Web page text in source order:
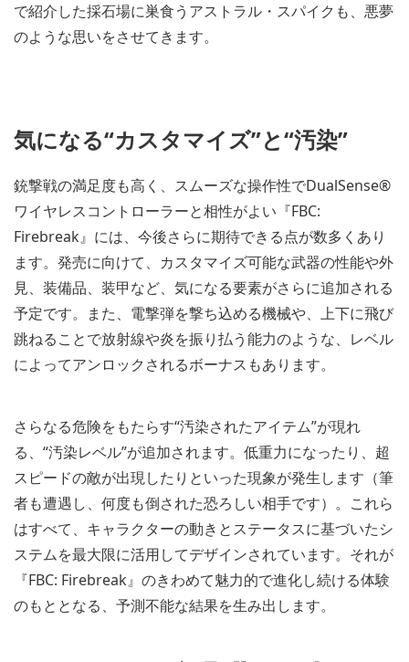
で紹介した採石場に巣食うアストラル・スパイクも、悪夢
のような思いをさせてきます。
気になる“カスタマイズ”と“汚染”
銃撃戦の満足度も高く、スムーズな操作性でDualSense®
ワイヤレスコントローラーと相性がよい『FBC:
Firebreak』には、今後さらに期待できる点が数多くあり
ます。発売に向けて、カスタマイズ可能な武器の性能や外
見、装備品、装甲など、気になる要素がさらに追加される
予定です。また、電撃弾を撃ち込める機械や、上下に飛び
跳ねることで放射線や炎を振り払う能力のような、レベル
によってアンロックされるボーナスもあります。
さらなる危険をもたらす“汚染されたアイテム”が現れ
る、“汚染レベル”が追加されます。低重力になったり、超
スピードの敵が出現したりといった現象が発生します（筆
者も遭遇し、何度も倒された恐ろしい相手です）。これら
はすべて、キャラクターの動きとステータスに基づいたシ
ステムを最大限に活用してデザインされています。それが
『FBC: Firebreak』のきわめて魅力的で進化し続ける体験
のもととなる、予測不能な結果を生み出します。